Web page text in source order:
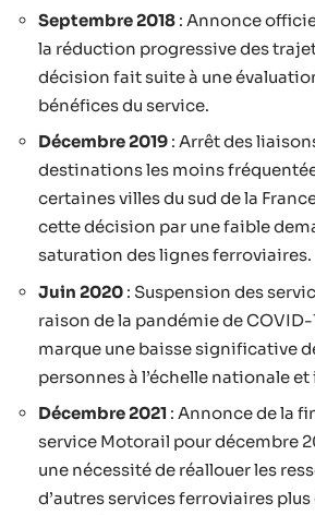
Septembre 2018 : Annonce
la réduction progressive des
décision fait suite à une
bénéfices du service.
Décembre 2019 : Arrêt des
destinations les moins
certaines villes du sud de la
cette décision par une faible
saturation des lignes ferroviaires.
Juin 2020 : Suspension des
raison de la pandémie de
marque une baisse significative
personnes à l’échelle nationale
Décembre 2021 : Annonce de la
service Motorail pour décembre
une nécessité de réallouer les
d’autres services ferroviaires